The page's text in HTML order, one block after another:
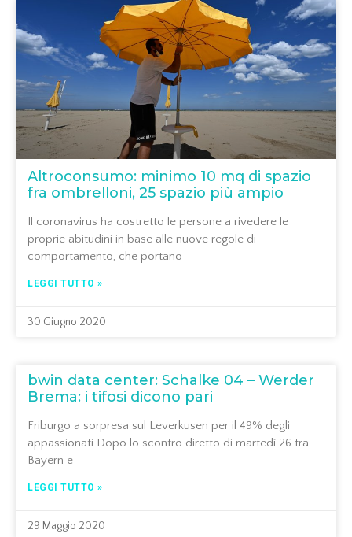
Altroconsumo: minimo 10 mq di spazio
fra ombrelloni, 25 spazio più ampio
Il coronavirus ha costretto le persone a rivedere le
proprie abitudini in base alle nuove regole di
comportamento, che portano
LEGGI TUTTO »
30 Giugno 2020
bwin data center: Schalke 04 – Werder
Brema: i tifosi dicono pari
Friburgo a sorpresa sul Leverkusen per il 49% degli
appassionati Dopo lo scontro diretto di martedì 26 tra
Bayern e
LEGGI TUTTO »
29 Maggio 2020